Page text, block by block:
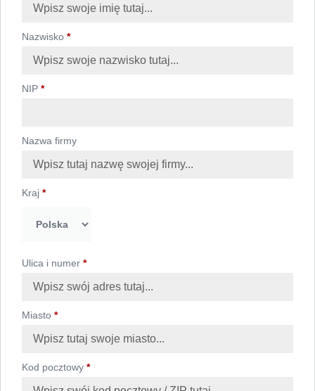
Nazwisko *
NIP *
Nazwa firmy
Kraj *
Ulica i numer *
Miasto *
Kod pocztowy *